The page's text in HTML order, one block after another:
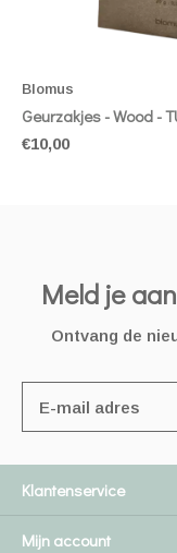
Blomus
Geurzakjes - Wood -
€10,00
Meld je
Ontvang de
Klantenservice
Mijn account